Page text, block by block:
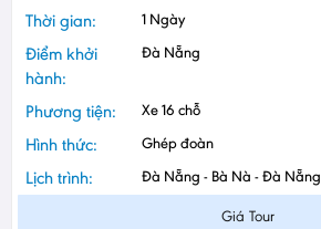
Thời gian: 1 Ngày
Điểm khởi
hành:
Đà Nẵng
Phương tiện: Xe 16 chỗ
Hình thức: Ghép đoàn
Lịch trình: Đà Nẵng - Bà Nà - Đà Nẵng
Giá Tour